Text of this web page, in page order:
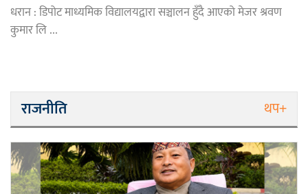
धरान : डिपोट माध्यमिक विद्यालयद्वारा सञ्चालन हुँदै आएको मेजर श्रवण
कुमार लि ...
राजनीति थप+